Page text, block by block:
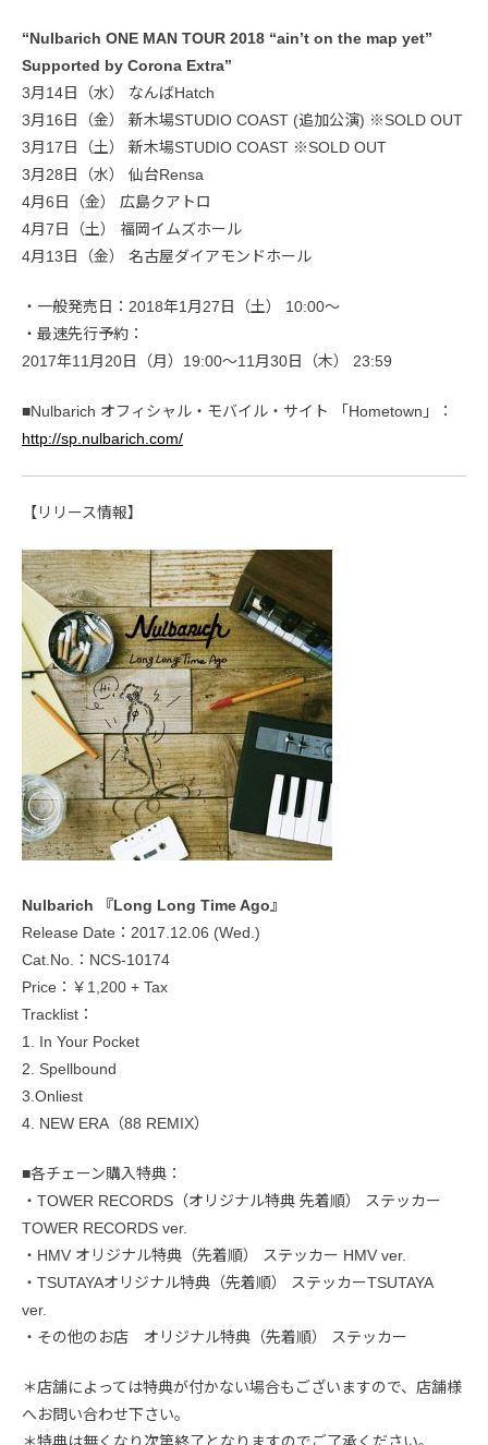
“Nulbarich ONE MAN TOUR 2018 “ain’t on the map yet”
Supported by Corona Extra”
3月14日（水） なんばHatch
3月16日（金） 新木場STUDIO COAST (追加公演) ※SOLD OUT
3月17日（土） 新木場STUDIO COAST ※SOLD OUT
3月28日（水） 仙台Rensa
4月6日（金） 広島クアトロ
4月7日（土） 福岡イムズホール
4月13日（金） 名古屋ダイアモンドホール
・一般発売日：2018年1月27日（土） 10:00～
・最速先行予約：
2017年11月20日（月）19:00～11月30日（木） 23:59
■Nulbarich オフィシャル・モバイル・サイト 「Hometown」：
http://sp.nulbarich.com/
【リリース情報】
Nulbarich 『Long Long Time Ago』
Release Date：2017.12.06 (Wed.)
Cat.No.：NCS-10174
Price：￥1,200 + Tax
Tracklist：
1. In Your Pocket
2. Spellbound
3.Onliest
4. NEW ERA（88 REMIX）
■各チェーン購入特典：
・TOWER RECORDS（オリジナル特典 先着順） ステッカー
TOWER RECORDS ver.
・HMV オリジナル特典（先着順） ステッカー HMV ver.
・TSUTAYAオリジナル特典（先着順） ステッカーTSUTAYA
ver.
・その他のお店 オリジナル特典（先着順） ステッカー
＊店舗によっては特典が付かない場合もございますので、店舗様
へお問い合わせ下さい。
＊特典は無くなり次第終了となりますのでご了承ください。